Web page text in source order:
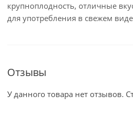
крупноплодность, отличные
для употребления в свежем
Отзывы
У данного товара нет отзывов.